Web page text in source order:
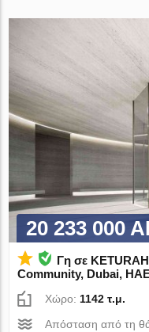
20 233 000
Γη σε
Community, Dubai,
Χώρο:1142 τ.μ.
Απόσταση από τη